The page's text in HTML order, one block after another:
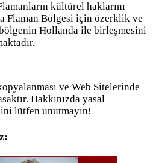
kültürel haklarını
Flaman Bölgesi için özerklik ve
bölgenin Hollanda ile birleşmesini
ve Web Sitelerinde
Hakkınızda yasal
lütfen unutmayın!